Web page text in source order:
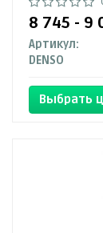
8 745 - 9
Артикул:
DENSO
Выбрать